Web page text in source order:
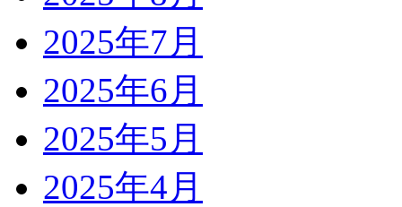
2025年7月
2025年6月
2025年5月
2025年4月